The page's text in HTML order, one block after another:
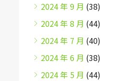
2024 年 9 月 (38)
2024 年 8 月 (44)
2024 年 7 月 (40)
2024 年 6 月 (38)
2024 年 5 月 (44)